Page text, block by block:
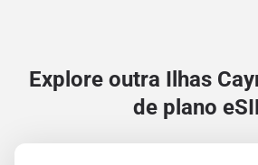
Explore outra Ilhas
de plano